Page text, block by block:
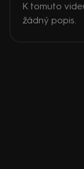
K tomuto
žádný popis.